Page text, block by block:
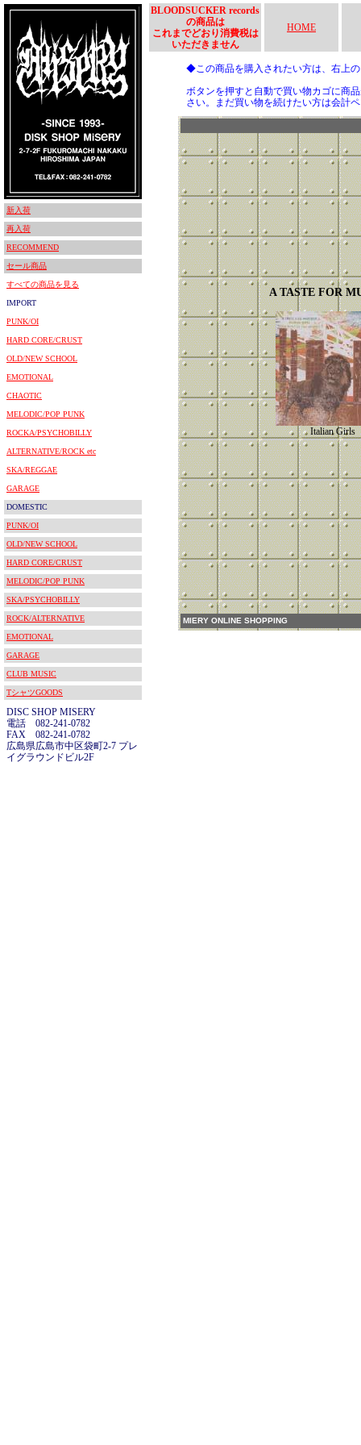
新入荷
再入荷
RECOMMEND
セール商品
すべての商品を見る
IMPORT
PUNK/OI
HARD CORE/CRUST
OLD/NEW SCHOOL
EMOTIONAL
CHAOTIC
MELODIC/POP PUNK
ROCKA/PSYCHOBILLY
ALTERNATIVE/ROCK etc
SKA/REGGAE
GARAGE
DOMESTIC
PUNK/OI
OLD/NEW SCHOOL
HARD CORE/CRUST
MELODIC/POP PUNK
SKA/PSYCHOBILLY
ROCK/ALTERNATIVE
EMOTIONAL
GARAGE
CLUB MUSIC
TシャツGOODS
DISC SHOP MISERY
電話 082-241-0782
FAX 082-241-0782
広島県広島市中区袋町2-7 プレ
イグラウンドビル2F
BLOODSUCKER records
の商品は
これまでどおり消費税は
いただきません
HOME
◆この商品を購入されたい方は、右上
ボタンを押すと自動で買い物カゴに商
さい。まだ買い物を続けたい方は会計
A TASTE FOR
Italian Girls
MIERY ONLINE SHOPPING